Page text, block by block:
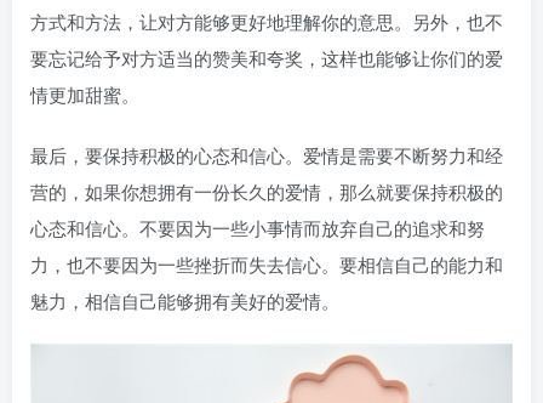
方式和方法，让对方能够更好地理解你的意思。另外，也不
要忘记给予对方适当的赞美和夸奖，这样也能够让你们的爱
情更加甜蜜。
最后，要保持积极的心态和信心。爱情是需要不断努力和经
营的，如果你想拥有一份长久的爱情，那么就要保持积极的
心态和信心。不要因为一些小事情而放弃自己的追求和努
力，也不要因为一些挫折而失去信心。要相信自己的能力和
魅力，相信自己能够拥有美好的爱情。